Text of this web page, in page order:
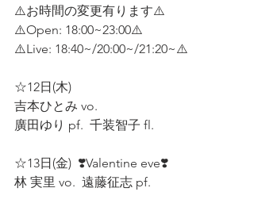
⚠️お時間の変更有ります⚠️
⚠️Open: 18:00~23:00⚠️
⚠️Live: 18:40~/20:00~/21:20~⚠️
☆12日(木)
吉本ひとみ vo.
廣田ゆり pf.  千装智子 fl.
☆13日(金)  ❣️Valentine eve❣️
林 実里 vo.  遠藤征志 pf.